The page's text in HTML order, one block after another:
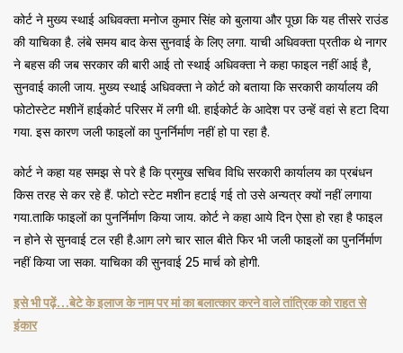
कोर्ट ने मुख्य स्थाई अधिवक्ता मनोज कुमार सिंह को बुलाया और पूछा कि यह तीसरे राउंड
की याचिका है. लंबे समय बाद केस सुनवाई के लिए लगा. याची अधिवक्ता प्रतीक थे नागर
ने बहस की जब सरकार की बारी आई तो स्थाई अधिवक्ता ने कहा फाइल नहीं आई है,
सुनवाई काली जाय. मुख्य स्थाई अधिवक्ता ने कोर्ट को बताया कि सरकारी कार्यालय की
फोटोस्टेट मशीनें हाईकोर्ट परिसर में लगी थी. हाईकोर्ट के आदेश पर उन्हें वहां से हटा दिया
गया. इस कारण जली फाइलों का पुनर्निर्माण नहीं हो पा रहा है.
कोर्ट ने कहा यह समझ से परे है कि प्रमुख सचिव विधि सरकारी कार्यालय का प्रबंधन
किस तरह से कर रहे हैं. फोटो स्टेट मशीन हटाई गई तो उसे अन्यत्र क्यों नहीं लगाया
गया.ताकि फाइलों का पुनर्निर्माण किया जाय. कोर्ट ने कहा आये दिन ऐसा हो रहा है फाइल
न होने से सुनवाई टल रही है.आग लगे चार साल बीते फिर भी जली फाइलों का पुनर्निर्माण
नहीं किया जा सका. याचिका की सुनवाई 25 मार्च को होगी.
इसे भी पढ़ें…बेटे के इलाज के नाम पर मां का बलात्कार करने वाले तांत्रिक को राहत से
इंकार